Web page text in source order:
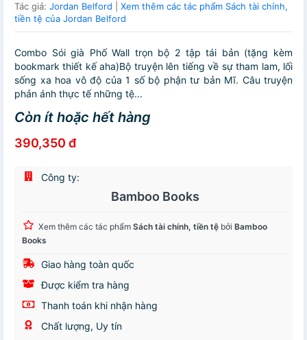
Tác giả: Jordan Belford
Xem thêm các tác phẩm Sách tài chính,
tiền tệ của Jordan Belford
Combo Sói già Phố Wall trọn bộ 2 tập tái bản (tặng kèm
bookmark thiết kế aha)Bộ truyện lên tiếng về sự tham lam, lối
sống xa hoa vô độ của 1 số bộ phận tư bản Mĩ. Câu truyện
phản ánh thực tế những tệ...
Còn ít hoặc hết hàng
390,350 đ
Công ty:
Bamboo Books
Xem thêm các tác phẩm Sách tài chính, tiền tệ bởi Bamboo
Books
Giao hàng toàn quốc
Được kiểm tra hàng
Thanh toán khi nhận hàng
Chất lượng, Uy tín